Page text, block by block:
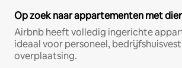
Op zoek naar appartementen met
Airbnb heeft volledig ingerichte
ideaal voor personeel,
overplaatsing.